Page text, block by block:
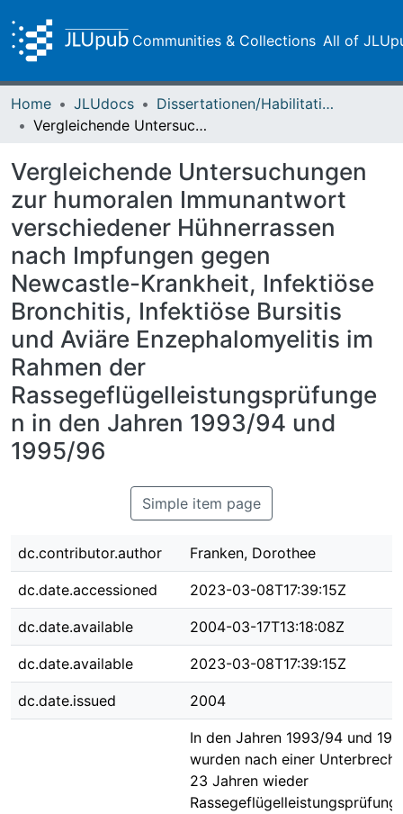
Communities & Collections All of
Home JLUdocs
Dissertationen/Habilitationen
Vergleichende Untersuchungen zur humoralen Immunantwort verschiedener Hühnerrassen nach Impfungen gegen Newcastle-Krankheit, Infektiöse Bronchitis, Infektiöse Bursitis und Aviäre Enzephalomyelitis im Rahmen der Rassegeflügelleistungsprüfungen in den Jahren 1993/94 und 1995/96
Vergleichende Untersuchungen
zur humoralen Immunantwort
verschiedener Hühnerrassen
nach Impfungen gegen
Newcastle-Krankheit, Infektiöse
Bronchitis, Infektiöse Bursitis
und Aviäre Enzephalomyelitis im
Rahmen der
Rassegeflügelleistungsprüfunge
n in den Jahren 1993/94 und
1995/96
Simple item page
dc.contributor.author Franken, Dorothee
dc.date.accessioned 2023-03-08T17:39:15Z
dc.date.available 2004-03-17T13:18:08Z
dc.date.available 2023-03-08T17:39:15Z
dc.date.issued 2004
In den Jahren 1993/94 und
wurden nach einer
23 Jahren wieder